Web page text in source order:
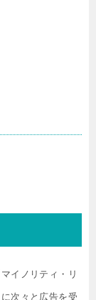
イノリティ・リ
次々と広告を受